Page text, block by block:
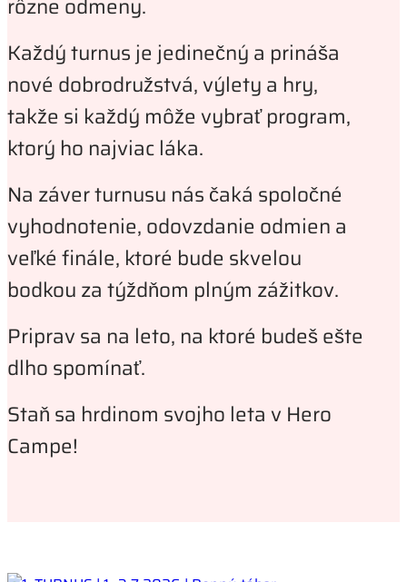
rôzne odmeny.
Každý turnus je jedinečný a prináša
nové dobrodružstvá, výlety a hry,
takže si každý môže vybrať program,
ktorý ho najviac láka.
Na záver turnusu nás čaká spoločné
vyhodnotenie, odovzdanie odmien a
veľké finále, ktoré bude skvelou
bodkou za týždňom plným zážitkov.
Priprav sa na leto, na ktoré budeš ešte
dlho spomínať.
Staň sa hrdinom svojho leta v Hero
Campe!